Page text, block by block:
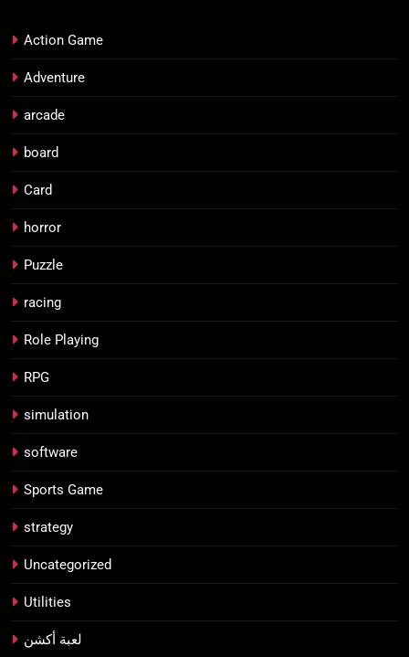
Action Game
Adventure
arcade
board
Card
horror
Puzzle
racing
Role Playing
RPG
simulation
software
Sports Game
strategy
Uncategorized
Utilities
لعبة أكشن